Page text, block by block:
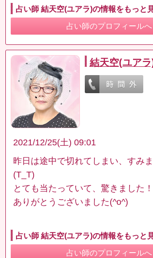
占い師 結天空(ユアラ)の情報をもっと
占い師のプロフィールへ
結天空(ユアラ
2021/12/25(土) 09:01
昨日は途中で切れてしまい、すみ
(T_T)
とても当たっていて、驚きました！
ありがとうございました(^o^)
占い師 結天空(ユアラ)の情報をもっと
占い師のプロフィールへ